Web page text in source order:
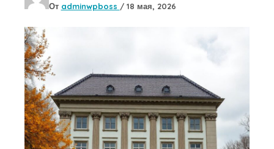
От adminwpboss / 18 мая, 2026